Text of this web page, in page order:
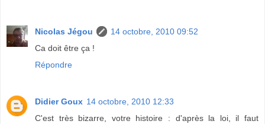
Nicolas Jégou
14 octobre, 2010 09:52
Ca doit être ça !
Répondre
Didier Goux 14 octobre, 2010 12:33
C'est très bizarre, votre histoire : d'après la loi, il faut